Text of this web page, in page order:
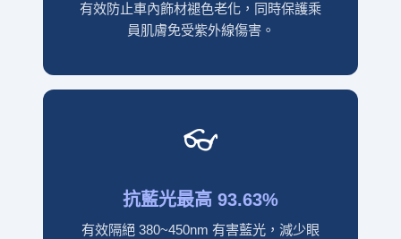
有效防止車內飾材褪色老化，同時保護乘
員肌膚免受紫外線傷害。
👓
抗藍光最高 93.63%
有效隔絕 380~450nm 有害藍光，減少眼